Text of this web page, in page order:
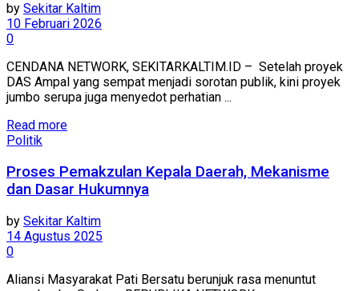
by Sekitar Kaltim
10 Februari 2026
0
CENDANA NETWORK, SEKITARKALTIM.ID – Setelah proyek
DAS Ampal yang sempat menjadi sorotan publik, kini proyek
jumbo serupa juga menyedot perhatian ...
Read more
Politik
Proses Pemakzulan Kepala Daerah, Mekanisme
dan Dasar Hukumnya
by Sekitar Kaltim
14 Agustus 2025
0
Aliansi Masyarakat Pati Bersatu berunjuk rasa menuntut